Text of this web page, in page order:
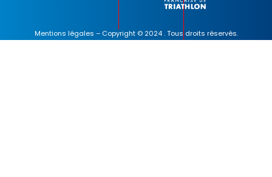
Mentions légales – Copyright © 2024 . Tous droits réservés.